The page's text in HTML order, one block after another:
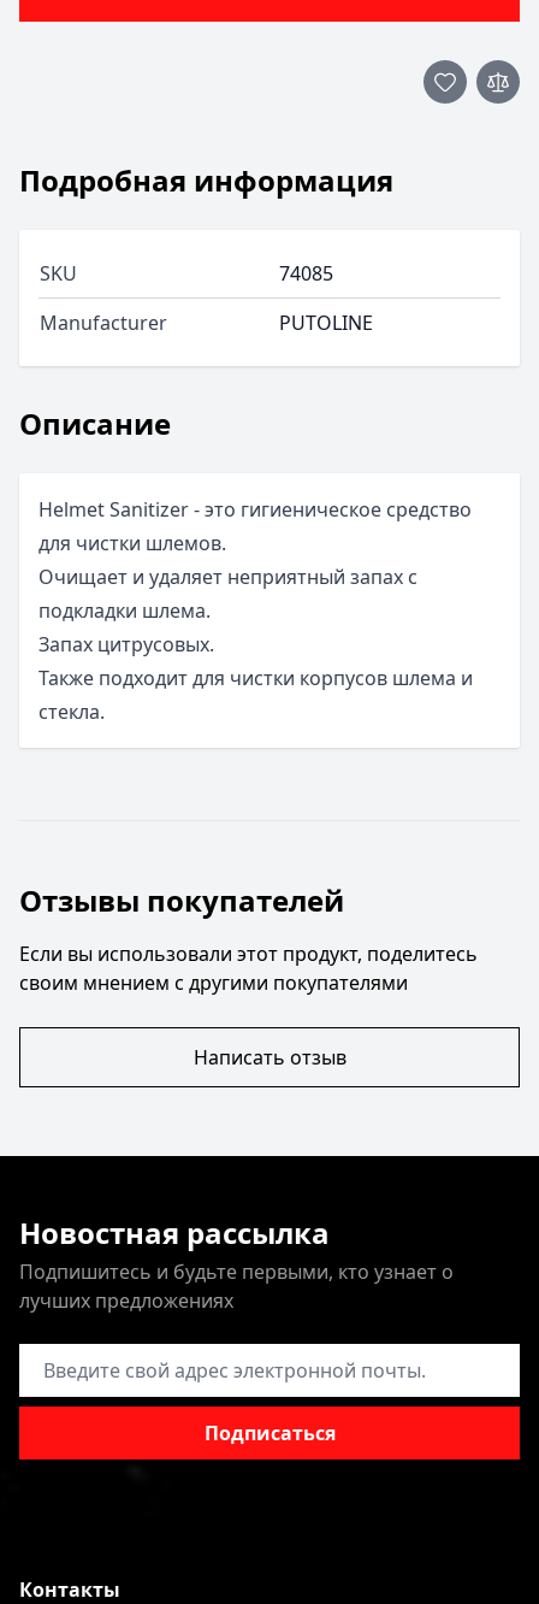
Описание
Helmet Sanitizer - это гигиеническое средство
для чистки шлемов.
Очищает и удаляет неприятный запах с
подкладки шлема.
Запах цитрусовых.
Также подходит для чистки корпусов шлема и
стекла.
Подробная информация
SKU
74085
Manufacturer
PUTOLINE
Отзывы покупателей
Если вы использовали этот продукт, поделитесь
своим мнением с другими покупателями
Написать отзыв
Новостная рассылка
Подпишитесь и будьте первыми, кто узнает о
лучших предложениях
Адрес электронной почты
Подписаться
Контакты